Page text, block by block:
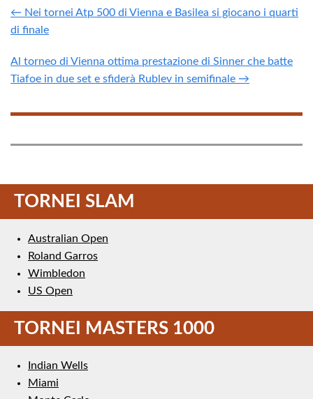
← Nei tornei Atp 500 di Vienna e Basilea si giocano i quarti
di finale
Al torneo di Vienna ottima prestazione di Sinner che batte
Tiafoe in due set e sfiderà Rublev in semifinale →
TORNEI SLAM
Australian Open
Roland Garros
Wimbledon
US Open
TORNEI MASTERS 1000
Indian Wells
Miami